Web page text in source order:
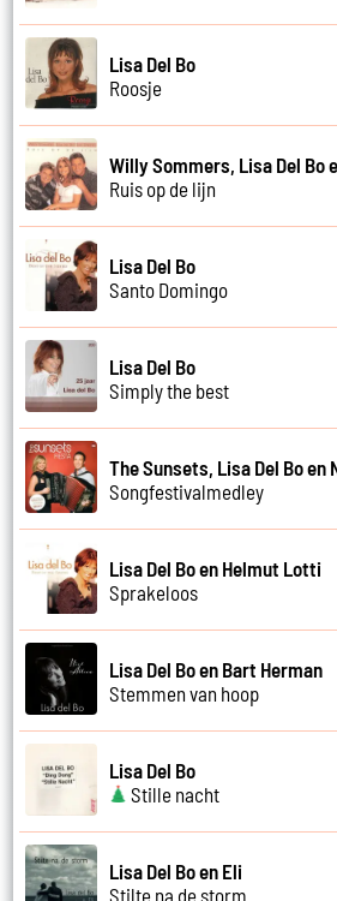
Lisa Del Bo
Roosje
Willy Sommers, Lisa Del Bo
Ruis op de lijn
Lisa Del Bo
Santo Domingo
Lisa Del Bo
Simply the best
The Sunsets, Lisa Del Bo en
Songfestivalmedley
Lisa Del Bo en Helmut Lotti
Sprakeloos
Lisa Del Bo en Bart Herman
Stemmen van hoop
Lisa Del Bo
Stille nacht
Lisa Del Bo en Eli
Stilte na de storm